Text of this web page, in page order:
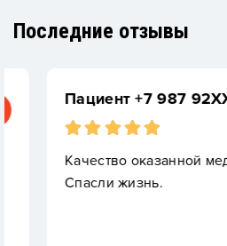
Последние отзывы
Пациент +7 987
Качество оказанной
Спасли жизнь.